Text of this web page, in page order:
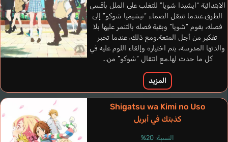
الابتدائية “ايشيدا شويا” للتغلب على الملل بأقسى
الطرق.عندما تنتقل الصماء “نيشيميا شوكو” إلى
فصله، يقوم “شويا” وبقية فصله بالتنمر عليها بلا
تفكير من أجل المتعة.ومع ذلك، عندما تخبر
والدتها المدرسة، يتم اختياره وإلقاء اللوم عليه في
كل ما حدث لها.مع انتقال “شوكو” من...
المزيد
Shigatsu wa Kimi no Uso
كذبتك في أبريل
النسبة: 20%